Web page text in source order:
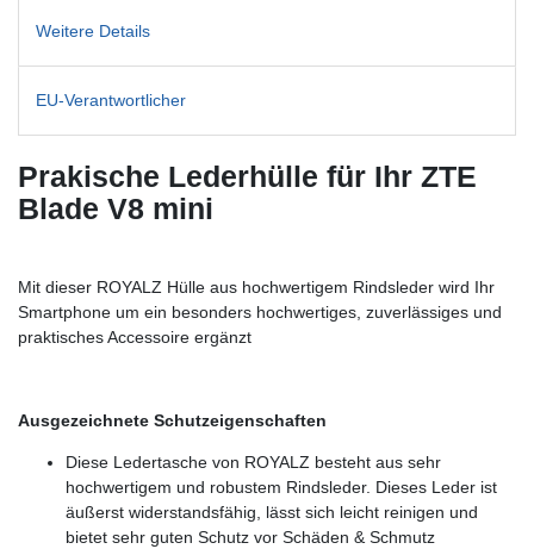
Weitere Details
EU-Verantwortlicher
Prakische Lederhülle für Ihr ZTE
Blade V8 mini
Mit dieser ROYALZ Hülle aus hochwertigem Rindsleder wird Ihr
Smartphone um ein besonders hochwertiges, zuverlässiges und
praktisches Accessoire ergänzt
Ausgezeichnete Schutzeigenschaften
Diese Ledertasche von ROYALZ besteht aus sehr
hochwertigem und robustem Rindsleder. Dieses Leder ist
äußerst widerstandsfähig, lässt sich leicht reinigen und
bietet sehr guten Schutz vor Schäden & Schmutz